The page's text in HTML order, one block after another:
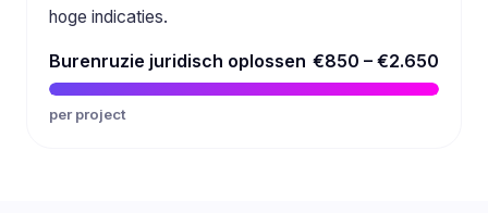
hoge indicaties.
Burenruzie juridisch oplossen €850 – €2.650
per project